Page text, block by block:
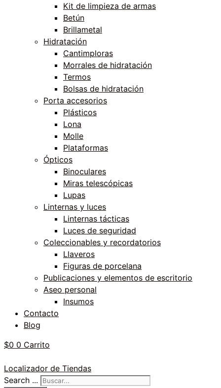
Kit de limpieza de armas
Betún
Brillametal
Hidratación
Cantimploras
Morrales de hidratación
Termos
Bolsas de hidratación
Porta accesorios
Plásticos
Lona
Molle
Plataformas
Ópticos
Binoculares
Miras telescópicas
Lupas
Linternas y luces
Linternas tácticas
Luces de seguridad
Coleccionables y recordatorios
Llaveros
Figuras de porcelana
Publicaciones y elementos de escritorio
Aseo personal
Insumos
Contacto
Blog
$0 0 Carrito
Localizador de Tiendas
Search ...